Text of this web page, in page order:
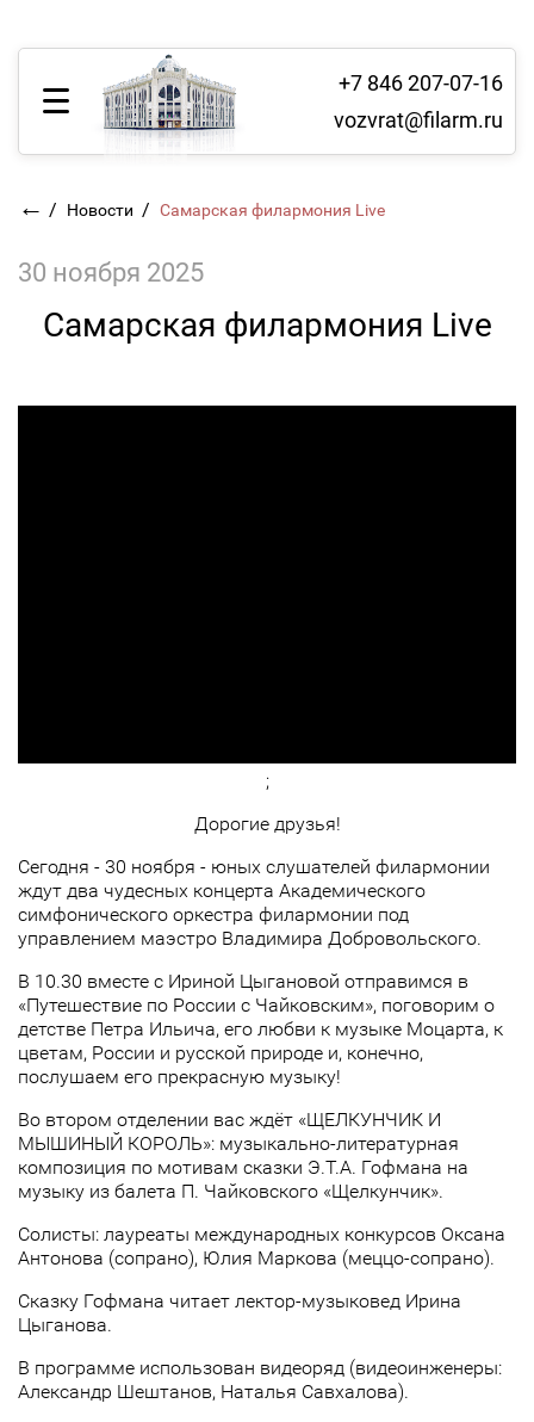
+7 846 207-07-16
vozvrat@filarm.ru
← / Новости / Самарская филармония Live
30 ноября 2025
Самарская филармония Live
;
Дорогие друзья!
Сегодня - 30 ноября - юных слушателей филармонии
ждут два чудесных концерта Академического
симфонического оркестра филармонии под
управлением маэстро Владимира Добровольского.
В 10.30 вместе с Ириной Цыгановой отправимся в
«Путешествие по России с Чайковским», поговорим о
детстве Петра Ильича, его любви к музыке Моцарта, к
цветам, России и русской природе и, конечно,
послушаем его прекрасную музыку!
Во втором отделении вас ждёт «ЩЕЛКУНЧИК И
МЫШИНЫЙ КОРОЛЬ»: музыкально-литературная
композиция по мотивам сказки Э.Т.А. Гофмана на
музыку из балета П. Чайковского «Щелкунчик».
Солисты: лауреаты международных конкурсов Оксана
Антонова (сопрано), Юлия Маркова (меццо-сопрано).
Сказку Гофмана читает лектор-музыковед Ирина
Цыганова.
В программе использован видеоряд (видеоинженеры:
Александр Шештанов, Наталья Савхалова).